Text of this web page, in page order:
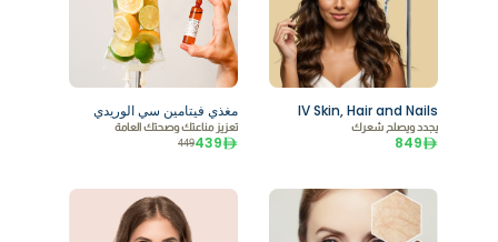
IV Skin, Hair and Nails
يجدد ويصلح شعرك
849
مغذي فيتامين سي الوريدي
تعزيز مناعتك وصحتك العامة
439
449